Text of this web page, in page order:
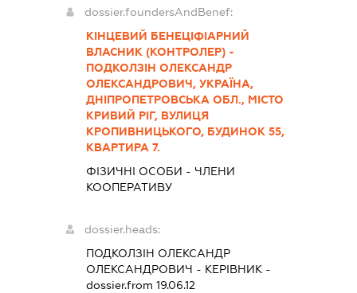
dossier.foundersAndBenef:
КІНЦЕВИЙ БЕНЕЦІФІАРНИЙ
ВЛАСНИК (КОНТРОЛЕР) -
ПОДКОЛЗІН ОЛЕКСАНДР
ОЛЕКСАНДРОВИЧ, УКРАЇНА,
ДНІПРОПЕТРОВСЬКА ОБЛ., МІСТО
КРИВИЙ РІГ, ВУЛИЦЯ
КРОПИВНИЦЬКОГО, БУДИНОК 55,
КВАРТИРА 7.
ФІЗИЧНІ ОСОБИ - ЧЛЕНИ
КООПЕРАТИВУ
dossier.heads:
ПОДКОЛЗІН ОЛЕКСАНДР
ОЛЕКСАНДРОВИЧ - КЕРІВНИК -
dossier.from 19.06.12